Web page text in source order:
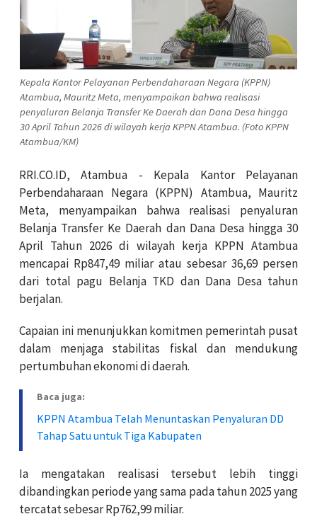
Kepala Kantor Pelayanan Perbendaharaan Negara (KPPN)
Atambua, Mauritz Meta, menyampaikan bahwa realisasi
penyaluran Belanja Transfer Ke Daerah dan Dana Desa hingga
30 April Tahun 2026 di wilayah kerja KPPN Atambua. (Foto KPPN
Atambua/KM)
RRI.CO.ID, Atambua - Kepala Kantor Pelayanan
Perbendaharaan Negara (KPPN) Atambua, Mauritz
Meta, menyampaikan bahwa realisasi penyaluran
Belanja Transfer Ke Daerah dan Dana Desa hingga 30
April Tahun 2026 di wilayah kerja KPPN Atambua
mencapai Rp847,49 miliar atau sebesar 36,69 persen
dari total pagu Belanja TKD dan Dana Desa tahun
berjalan.
Capaian ini menunjukkan komitmen pemerintah pusat
dalam menjaga stabilitas fiskal dan mendukung
pertumbuhan ekonomi di daerah.
Baca juga:
KPPN Atambua Telah Menuntaskan Penyaluran DD
Tahap Satu untuk Tiga Kabupaten
Ia mengatakan realisasi tersebut lebih tinggi
dibandingkan periode yang sama pada tahun 2025 yang
tercatat sebesar Rp762,99 miliar.